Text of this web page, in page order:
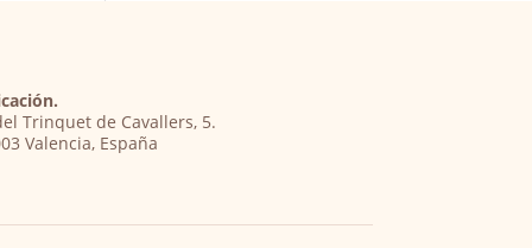
Trinquet de Cavallers, 5.
Valencia, España